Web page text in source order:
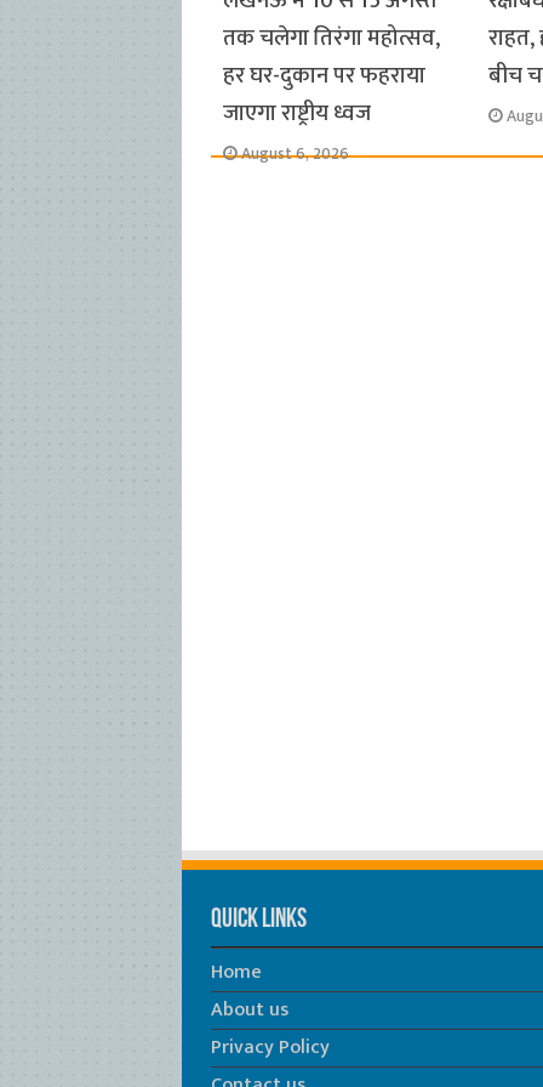
तक चलेगा तिरंगा महोत्सव,
हर घर-दुकान पर फहराया
जाएगा राष्ट्रीय ध्वज
August 6, 2026
बीच
Quick Links
Home
About us
Privacy Policy